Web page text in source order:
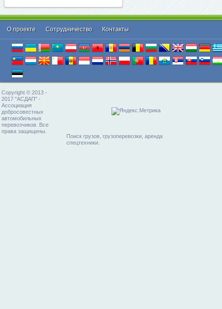
О проекте Cотрудничество Контакты
Copyright © 2013 -
2017 "АСДАП" -
Ассоциация
добросовестных
автомобильных
перевозчиков. Все
права защищены.
Поиск грузов, грузоперевозки, аренда
спецтехники.